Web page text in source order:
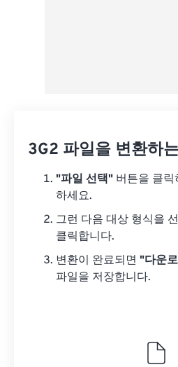
3G2 파일을 변환하
"파일 선택" 버튼을 클
하세요.
그런 다음 대상 형식을
클릭합니다.
변환이 완료되면 "다운
파일을 저장합니다.